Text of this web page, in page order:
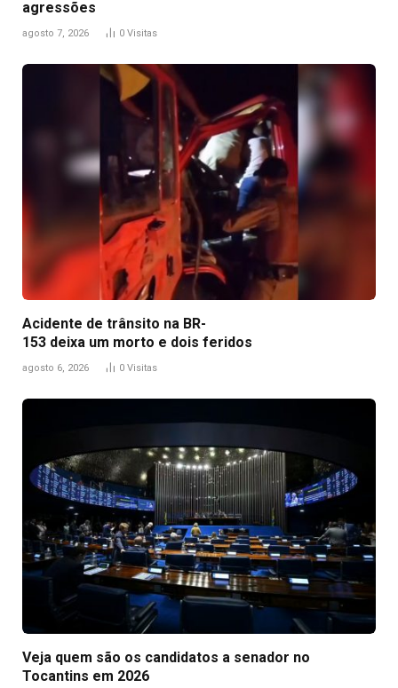
agressões
agosto 7, 2026 0 Visitas
Acidente de trânsito na BR-
153 deixa um morto e dois feridos
agosto 6, 2026 0 Visitas
Veja quem são os candidatos a senador no
Tocantins em 2026